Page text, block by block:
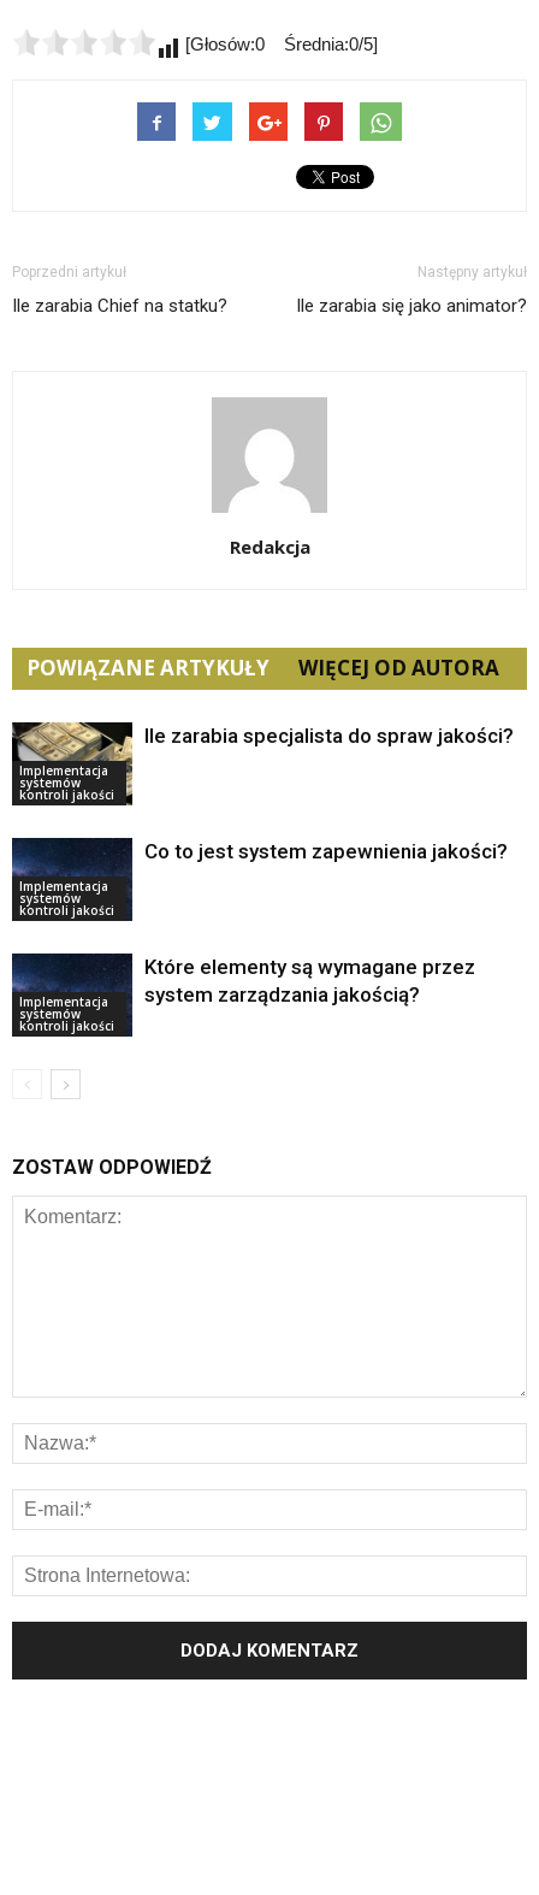
[Głosów:0 Średnia:0/5]
Poprzedni artykuł
Ile zarabia Chief na statku?
Następny artykuł
Ile zarabia się jako animator?
Redakcja
POWIĄZANE ARTYKUŁY WIĘCEJ OD AUTORA
Implementacja
systemów
kontroli jakości
Ile zarabia specjalista do spraw jakości?
Implementacja
systemów
kontroli jakości
Co to jest system zapewnienia jakości?
Implementacja
systemów
kontroli jakości
Które elementy są wymagane przez
system zarządzania jakością?
ZOSTAW ODPOWIEDŹ